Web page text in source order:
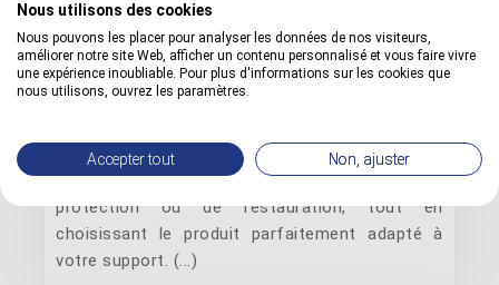
s'agisse de traiter le bois, le bâtiment ou les
sols, les professionnels utilisent un jargon
précis souvent absent des dictionnaires
courants. Notre base de définitions décrypte
aider à établir un diagnostic fiable. Maîtriser ce
langage est la clé pour réussir vos travaux de
protection ou de restauration, tout en
choisissant le produit parfaitement adapté à
votre support. (...)
Nous utilisons des cookies
Nous pouvons les placer pour analyser les données de nos visiteurs,
améliorer notre site Web, afficher un contenu personnalisé et vous faire vivre
une expérience inoubliable. Pour plus d'informations sur les cookies que
nous utilisons, ouvrez les paramètres.
Accepter tout Non, ajuster